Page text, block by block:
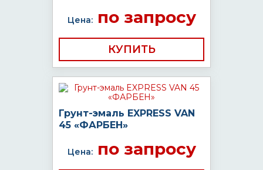
Цена:по запросу
КУПИТЬ
Грунт-эмаль EXPRESS VAN
45 «ФАРБЕН»
Цена:по запросу